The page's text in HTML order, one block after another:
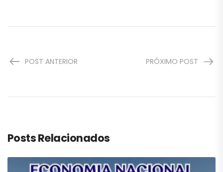
POST ANTERIOR PRÓXIMO POST
Posts Relacionados